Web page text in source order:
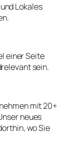
Lokales
einer Seite
sein.
mit 20+
neues
wo Sie